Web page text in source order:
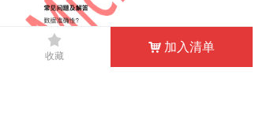
끄
收藏
낙 加入清单